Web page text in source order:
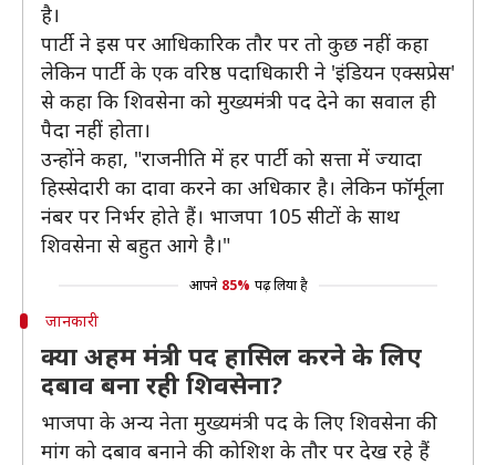
है।
पार्टी ने इस पर आधिकारिक तौर पर तो कुछ नहीं कहा
लेकिन पार्टी के एक वरिष्ठ पदाधिकारी ने 'इंडियन एक्सप्रेस'
से कहा कि शिवसेना को मुख्यमंत्री पद देने का सवाल ही
पैदा नहीं होता।
उन्होंने कहा, "राजनीति में हर पार्टी को सत्ता में ज्यादा
हिस्सेदारी का दावा करने का अधिकार है। लेकिन फॉर्मूला
नंबर पर निर्भर होते हैं। भाजपा 105 सीटों के साथ
शिवसेना से बहुत आगे है।"
आपने 85% पढ़ लिया है
जानकारी
क्या अहम मंत्री पद हासिल करने के लिए
दबाव बना रही शिवसेना?
भाजपा के अन्य नेता मुख्यमंत्री पद के लिए शिवसेना की
मांग को दबाव बनाने की कोशिश के तौर पर देख रहे हैं